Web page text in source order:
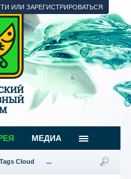
ИЛИ ЗАРЕГИСТРИРОВАТЬСЯ
Tags Cloud ...
МЕДИА